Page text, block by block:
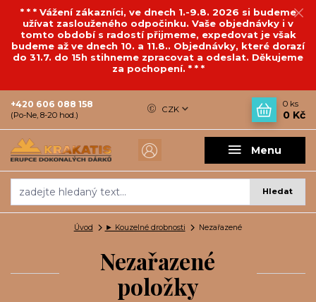
* * * Vážení zákazníci, ve dnech 1.-9.8. 2026 si budeme
užívat zaslouženého odpočinku. Vaše objednávky i v
tomto období s radostí přijmeme, expedovat je však
budeme až ve dnech 10. a 11.8.. Objednávky, které dorazí
do 31.7. do 15h stihneme zpracovat a odeslat. Děkujeme
za pochopení. * * *
Menu
CZK
Hledat
+420 606 088 158
(Po-Ne, 8-20 hod.)
0 ks
0 Kč
Úvod ► Kouzelné drobnosti Nezařazené
Nezařazené
položky